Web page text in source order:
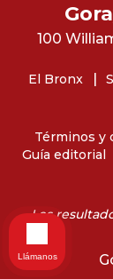
100
Los
El Bronx
Términos y
Guía editorial
Llámanos